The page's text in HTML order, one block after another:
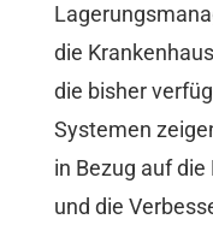
die
die bisher
Systemen
in Bezug auf
und die